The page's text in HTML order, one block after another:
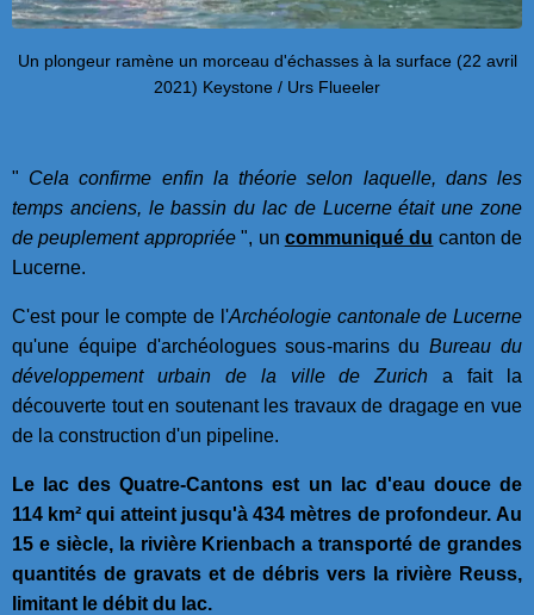
Un plongeur ramène un morceau d'échasses à la surface (22 avril
2021) Keystone / Urs Flueeler
" Cela confirme enfin la théorie selon laquelle, dans les
temps anciens, le bassin du lac de Lucerne était une zone
de peuplement appropriée", un communiqué du canton de
Lucerne.
C'est pour le compte de l'Archéologie cantonale de Lucerne
qu'une équipe d'archéologues sous-marins duBureau du
développement urbain de la ville de Zurich a fait la
découverte tout en soutenant les travaux de dragage en vue
de la construction d'un pipeline.
Le lac des Quatre-Cantons est un lac d'eau douce de
114 km² qui atteint jusqu'à 434 mètres de profondeur. Au
15 e siècle, la rivière Krienbach a transporté de grandes
quantités de gravats et de débris vers la rivière Reuss,
limitant le débit du lac.